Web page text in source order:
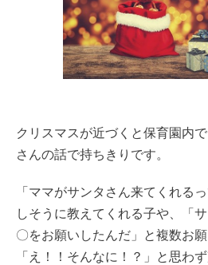
クリスマスが近づくと保育園内
さんの話で持ちきりです。
「ママがサンタさん来てくれる
しそうに教えてくれる子や、「
〇をお願いしたんだ」と複数お願
「え！！そんなに！？」と思わ